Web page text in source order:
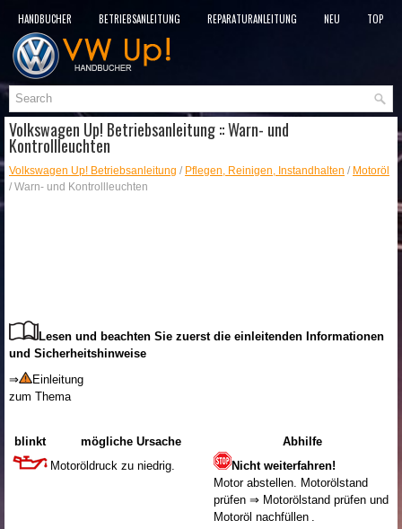
HANDBÜCHER BETRIEBSANLEITUNG REPARATURANLEITUNG NEU
TOP
SITEMAP
Volkswagen Up! Betriebsanleitung :: Warn- und
Kontrollleuchten
Volkswagen Up! Betriebsanleitung / Pflegen, Reinigen, Instandhalten / Motoröl
/ Warn- und Kontrollleuchten
Lesen und beachten Sie zuerst die einleitenden Informationen
und Sicherheitshinweise
⇒
Einleitung
zum Thema
blinkt mögliche Ursache
Abhilfe
Motoröldruck zu niedrig.
Nicht weiterfahren!
Motor abstellen. Motorölstand
prüfen ⇒ Motorölstand prüfen und
Motoröl nachfüllen .